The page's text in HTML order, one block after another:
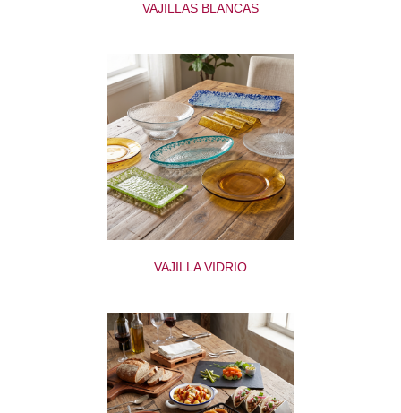
VAJILLAS BLANCAS
VAJILLA VIDRIO